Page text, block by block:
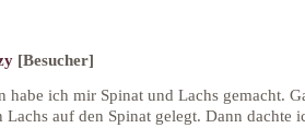
[Besucher]
habe ich mir Spinat und Lachs gemacht.
Lachs auf den Spinat gelegt. Dann dachte